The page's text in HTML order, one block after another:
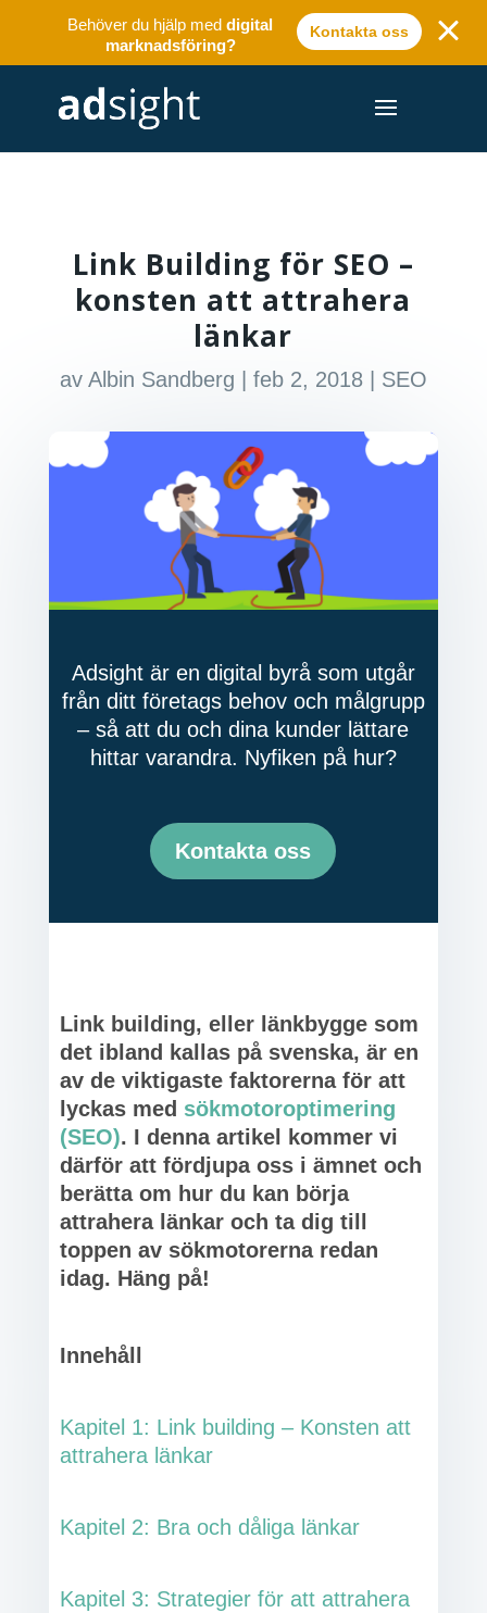
Behöver du hjälp meddigital
marknadsföring?
Kontakta oss
Link Building för SEO –
konsten att attrahera
länkar
av Albin Sandberg feb 2, 2018| SEO
Adsight är en digital byrå som utgår
från ditt företags behov och målgrupp
– så att du och dina kunder lättare
hittar varandra. Nyfiken på hur?
Kontakta oss
Link building, eller länkbygge som
det ibland kallas på svenska, är en
av de viktigaste faktorerna för att
lyckas med sökmotoroptimering
(SEO). I denna artikel kommer vi
därför att fördjupa oss i ämnet och
berätta om hur du kan börja
attrahera länkar och ta dig till
toppen av sökmotorerna redan
idag. Häng på!
Innehåll
Kapitel 1: Link building – Konsten att
attrahera länkar
Kapitel 2: Bra och dåliga länkar
Kapitel 3: Strategier för att attrahera